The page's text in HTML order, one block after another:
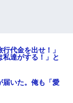
代金を出せ！」
私達がする！」と
届いた。俺も「愛